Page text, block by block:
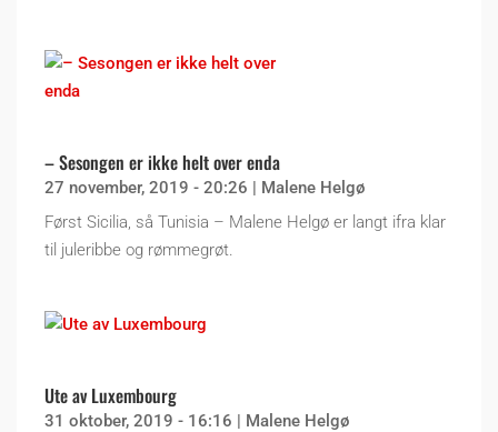
– Sesongen er ikke helt over enda
27 november, 2019 - 20:26 | Malene Helgø
Først Sicilia, så Tunisia – Malene Helgø er langt ifra klar
til juleribbe og rømmegrøt.
Ute av Luxembourg
31 oktober, 2019 - 16:16 | Malene Helgø